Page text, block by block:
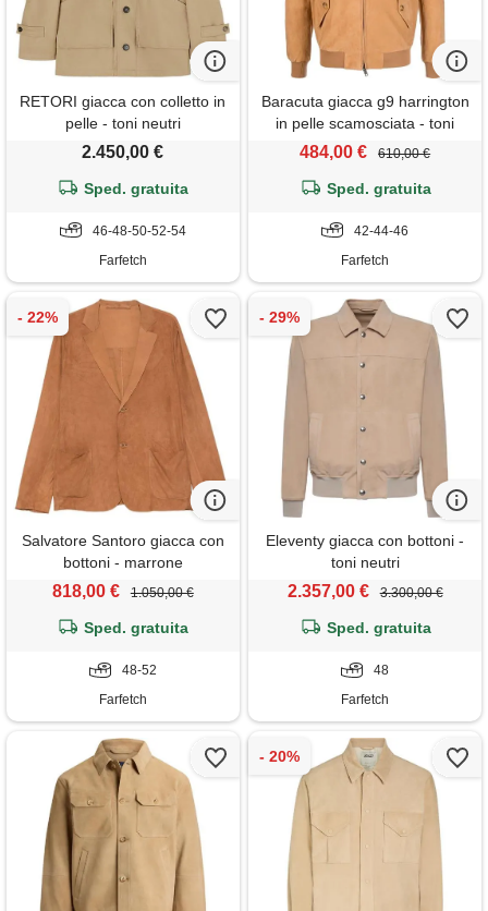
RETORI giacca con colletto in
pelle - toni neutri
2.450,00 €
Sped. gratuita
46-48-50-52-54
Farfetch
Baracuta giacca g9 harrington
in pelle scamosciata - toni
neutri
484,00 € 610,00 €
Sped. gratuita
42-44-46
Farfetch
Salvatore Santoro giacca con
bottoni - marrone
818,00 € 1.050,00 €
Sped. gratuita
48-52
Farfetch
Eleventy giacca con bottoni -
toni neutri
2.357,00 € 3.300,00 €
Sped. gratuita
48
Farfetch